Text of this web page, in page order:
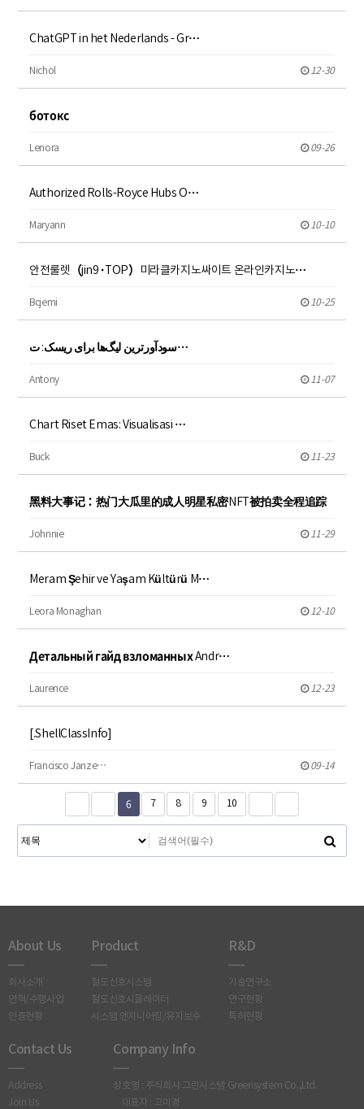
ChatGPT in het Nederlands - Gr…
Nichol 12-30
ботокс
Lenora 09-26
Authorized Rolls-Royce Hubs O…
Maryann 10-10
안전룰렛（jin9·TOP）미라클카지노싸이트 온라인카지노…
Bcjemi 10-25
سودآورترین لیگ‌ها برای ریسک: ت…
Antony 11-07
Chart Riset Emas: Visualisasi …
Buck 11-23
黑料大事记：热门大瓜里的成人明星私密NFT被拍卖全程追踪
Johnnie 11-29
Meram Şehir ve Yaşam Kültürü M…
Leora Monaghan 12-10
Детальный гайд взломанных Andr…
Laurence 12-23
[.ShellClassInfo]
Francisco Janze… 09-14
6 7 8 9 10
About Us
회사소개
연혁/수행사업
인증현황
Product
철도신호시스템
철도신호시뮬레이터
시스템 엔지니어링/유지보수
R&D
기술연구소
연구현황
특허현황
Contact Us
Address
Join Us
Company Info
상호명 : 주식회사 그린시스템 Greensystem Co.,Ltd.
대표자 : 고미경